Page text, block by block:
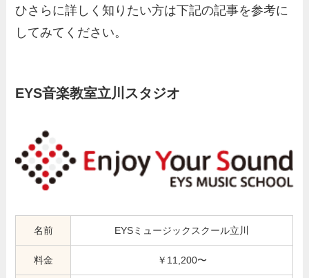
ひさらに詳しく知りたい方は下記の記事を参考に
してみてください。
EYS音楽教室立川スタジオ
名前 EYSミュージックスクール立川
料金 ￥11,200〜